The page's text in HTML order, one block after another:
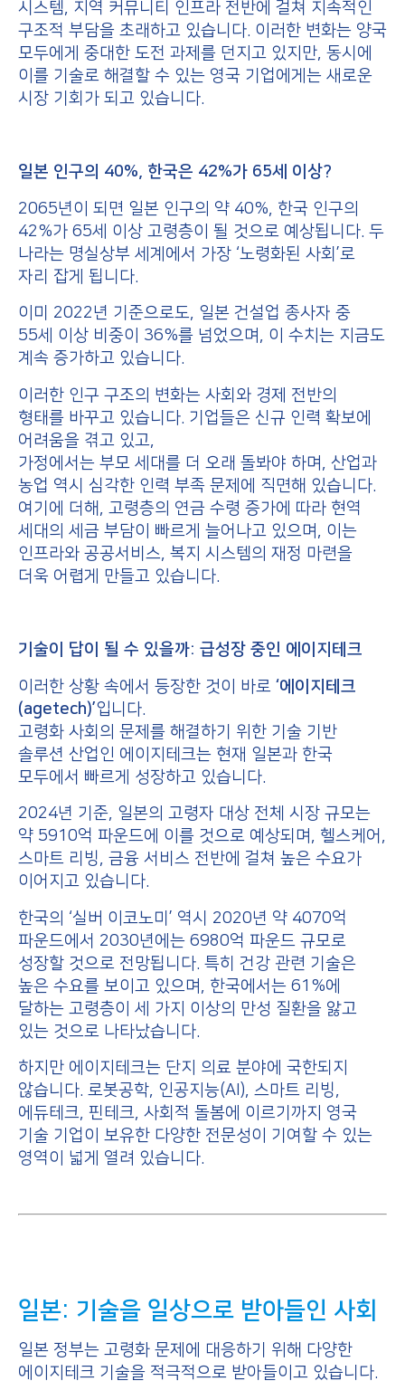
시스템, 지역 커뮤니티 인프라 전반에 걸쳐 지속적인
구조적 부담을 초래하고 있습니다. 이러한 변화는 양국
모두에게 중대한 도전 과제를 던지고 있지만, 동시에
이를 기술로 해결할 수 있는 영국 기업에게는 새로운
시장 기회가 되고 있습니다.
일본 인구의 40%, 한국은 42%가 65세 이상?
2065년이 되면 일본 인구의 약 40%, 한국 인구의
42%가 65세 이상 고령층이 될 것으로 예상됩니다. 두
나라는 명실상부 세계에서 가장 ‘노령화된 사회’로
자리 잡게 됩니다.
이미 2022년 기준으로도, 일본 건설업 종사자 중
55세 이상 비중이 36%를 넘었으며, 이 수치는 지금도
계속 증가하고 있습니다.
이러한 인구 구조의 변화는 사회와 경제 전반의
형태를 바꾸고 있습니다. 기업들은 신규 인력 확보에
어려움을 겪고 있고,
가정에서는 부모 세대를 더 오래 돌봐야 하며, 산업과
농업 역시 심각한 인력 부족 문제에 직면해 있습니다.
여기에 더해, 고령층의 연금 수령 증가에 따라 현역
세대의 세금 부담이 빠르게 늘어나고 있으며, 이는
인프라와 공공서비스, 복지 시스템의 재정 마련을
더욱 어렵게 만들고 있습니다.
기술이 답이 될 수 있을까: 급성장 중인 에이지테크
이러한 상황 속에서 등장한 것이 바로 ‘에이지테크
(agetech)’입니다.
고령화 사회의 문제를 해결하기 위한 기술 기반
솔루션 산업인 에이지테크는 현재 일본과 한국
모두에서 빠르게 성장하고 있습니다.
2024년 기준, 일본의 고령자 대상 전체 시장 규모는
약 5910억 파운드에 이를 것으로 예상되며, 헬스케어,
스마트 리빙, 금융 서비스 전반에 걸쳐 높은 수요가
이어지고 있습니다.
한국의 ‘실버 이코노미’ 역시 2020년 약 4070억
파운드에서 2030년에는 6980억 파운드 규모로
성장할 것으로 전망됩니다. 특히 건강 관련 기술은
높은 수요를 보이고 있으며, 한국에서는 61%에
달하는 고령층이 세 가지 이상의 만성 질환을 앓고
있는 것으로 나타났습니다.
하지만 에이지테크는 단지 의료 분야에 국한되지
않습니다. 로봇공학, 인공지능(AI), 스마트 리빙,
에듀테크, 핀테크, 사회적 돌봄에 이르기까지 영국
기술 기업이 보유한 다양한 전문성이 기여할 수 있는
영역이 넓게 열려 있습니다.
일본: 기술을 일상으로 받아들인 사회
일본 정부는 고령화 문제에 대응하기 위해 다양한
에이지테크 기술을 적극적으로 받아들이고 있습니다.